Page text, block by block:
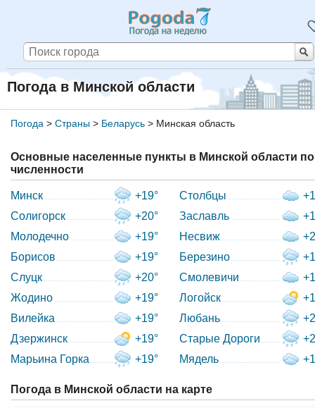
Погода в Минской области
Погода > Страны> Беларусь> Минская область
Основные населенные пункты в Минской области по
численности
Минск
+19°
Солигорск
+20°
Молодечно
+19°
Борисов
+19°
Слуцк
+20°
Жодино
+19°
Вилейка
+19°
Дзержинск
+19°
Марьина Горка
+19°
Столбцы
Заславль
Несвиж
Березино
Смолевичи
Логойск
Любань
Старые Дороги
Мядель
Погода в Минской области на карте